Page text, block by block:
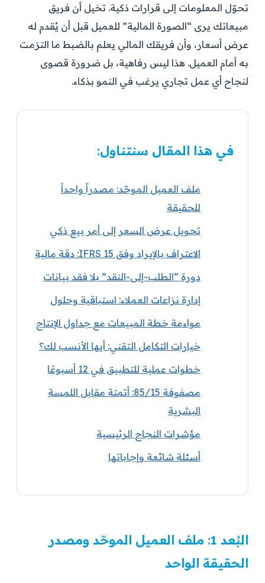
تحوّل المعلومات إلى قرارات ذكية. تخيل أن فريق
مبيعاتك يرى “الصورة المالية” للعميل قبل أن يُقدم له
عرض أسعار، وأن فريقك المالي يعلم بالضبط ما التزمت
به أمام العميل. هذا ليس رفاهية، بل ضرورة قصوى
لنجاح أي عمل تجاري يرغب في النمو بذكاء.
في هذا المقال سنتناول:
ملف العميل الموحّد: مصدراً واحداً
للحقيقة
تحويل عرض السعر إلى أمر بيع ذكي
الاعتراف بالإيراد وفق IFRS 15: دقة مالية
دورة “الطلب-إلى-النقد” بلا فقد بيانات
إدارة نزاعات العملاء: استباقية وحلول
مواءمة خطة المبيعات مع جداول الإنتاج
خيارات التكامل التقني: أيها الأنسب لك؟
خطوات عملية للتطبيق في 12 أسبوعًا
مصفوفة 85/15: أتمتة مقابل اللمسة
البشرية
مؤشرات النجاح الرئيسية
أسئلة شائعة وإجاباتها
البُعد 1: ملف العميل الموحّد ومصدر
الحقيقة الواحد